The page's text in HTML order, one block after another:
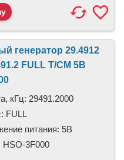
генератор 29.4912
FULL T/CM 5В
кГц: 29491.2000
FULL
питания: 5В
HSO-3F000